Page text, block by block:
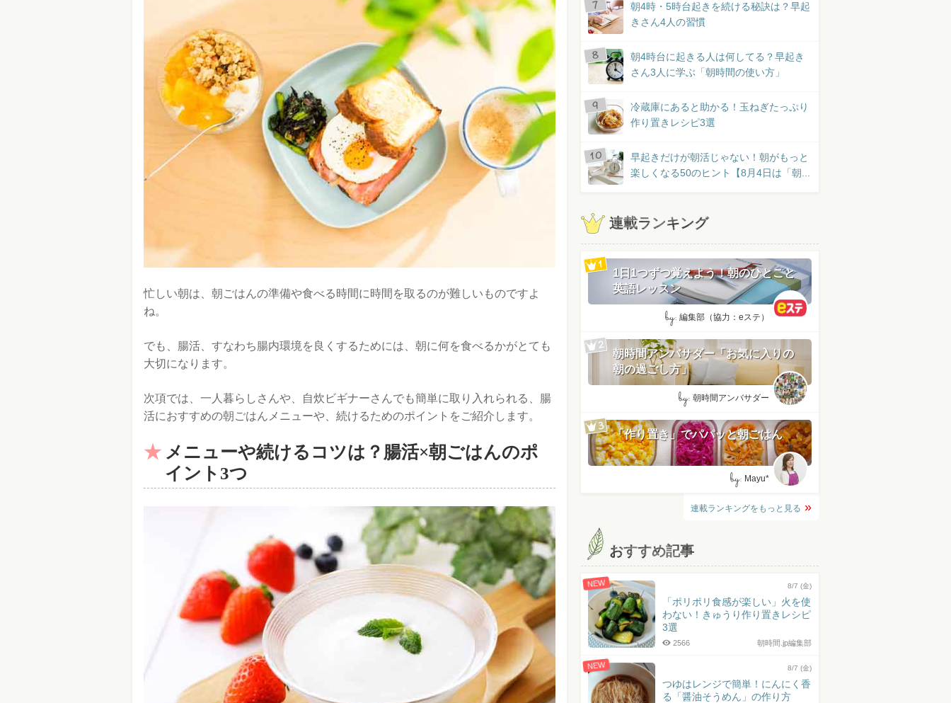
忙しい朝は、朝ごはんの準備や食べる時間に時間を取るのが難しいものですよ
ね。
でも、腸活、すなわち腸内環境を良くするためには、朝に何を食べるかがとても
大切になります。
次項では、一人暮らしさんや、自炊ビギナーさんでも簡単に取り入れられる、腸
活におすすめの朝ごはんメニューや、続けるためのポイントをご紹介します。
メニューや続けるコツは？腸活×朝ごはんのポ
イント3つ
朝4時・5時台起きを続ける秘訣は？早起
きさん4人の習慣
朝4時台に起きる人は何してる？早起き
さん3人に学ぶ「朝時間の使い方」
冷蔵庫にあると助かる！玉ねぎたっぷり
作り置きレシピ3選
早起きだけが朝活じゃない！朝がもっと
楽しくなる50のヒント【8月4日は「朝...
連載ランキング
1日1つずつ覚えよう！朝のひとこと
英語レッスン
by: 編集部（協力：eステ）
朝時間アンバサダー「お気に入りの
朝の過ごし方」
by: 朝時間アンバサダー
「作り置き」でパパッと朝ごはん
by: Mayu*
連載ランキングをもっと見る
おすすめ記事
NEW 8/7 (金)
「ポリポリ食感が楽しい」火を使
わない！きゅうり作り置きレシピ
3選
朝時間.jp編集部
2566
NEW 8/7 (金)
つゆはレンジで簡単！にんにく香
る「醤油そうめん」の作り方